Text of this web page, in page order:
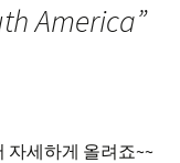
America”
자세하게 올려죠~~